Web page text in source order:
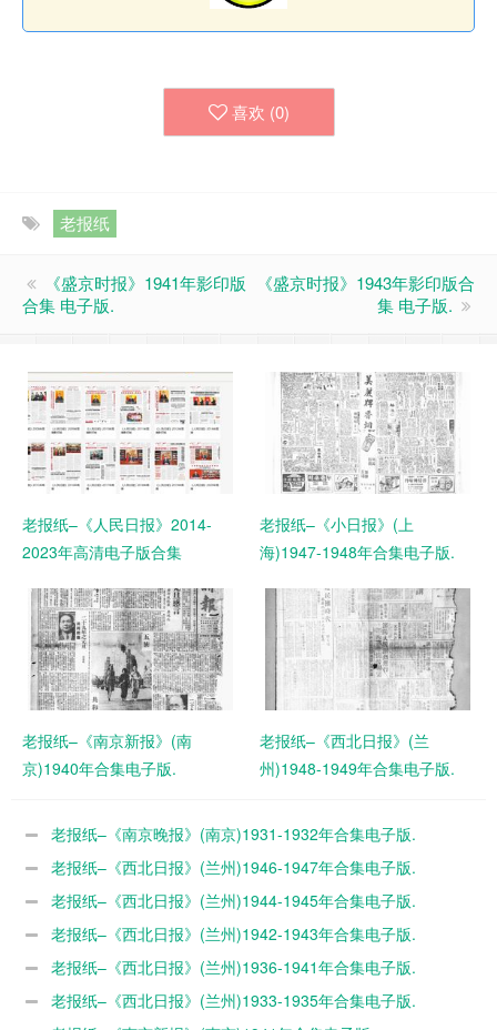
喜欢 (0)
老报纸
《盛京时报》1941年影印版
合集 电子版.
《盛京时报》1943年影印版合
集 电子版.
老报纸–《人民日报》2014-
2023年高清电子版合集
老报纸–《小日报》(上
海)1947-1948年合集电子版.
老报纸–《南京新报》(南
京)1940年合集电子版.
老报纸–《西北日报》(兰
州)1948-1949年合集电子版.
老报纸–《南京晚报》(南京)1931-1932年合集电子版.
老报纸–《西北日报》(兰州)1946-1947年合集电子版.
老报纸–《西北日报》(兰州)1944-1945年合集电子版.
老报纸–《西北日报》(兰州)1942-1943年合集电子版.
老报纸–《西北日报》(兰州)1936-1941年合集电子版.
老报纸–《西北日报》(兰州)1933-1935年合集电子版.